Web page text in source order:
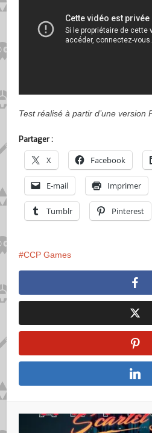
Test réalisé à partir d’une version
Partager :
X Facebook
E-mail Imprimer
Tumblr Pinterest
CCP Games